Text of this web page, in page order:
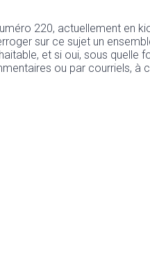
220, actuellement en
sur ce sujet un
et si oui, sous quelle
ou par courriels, à